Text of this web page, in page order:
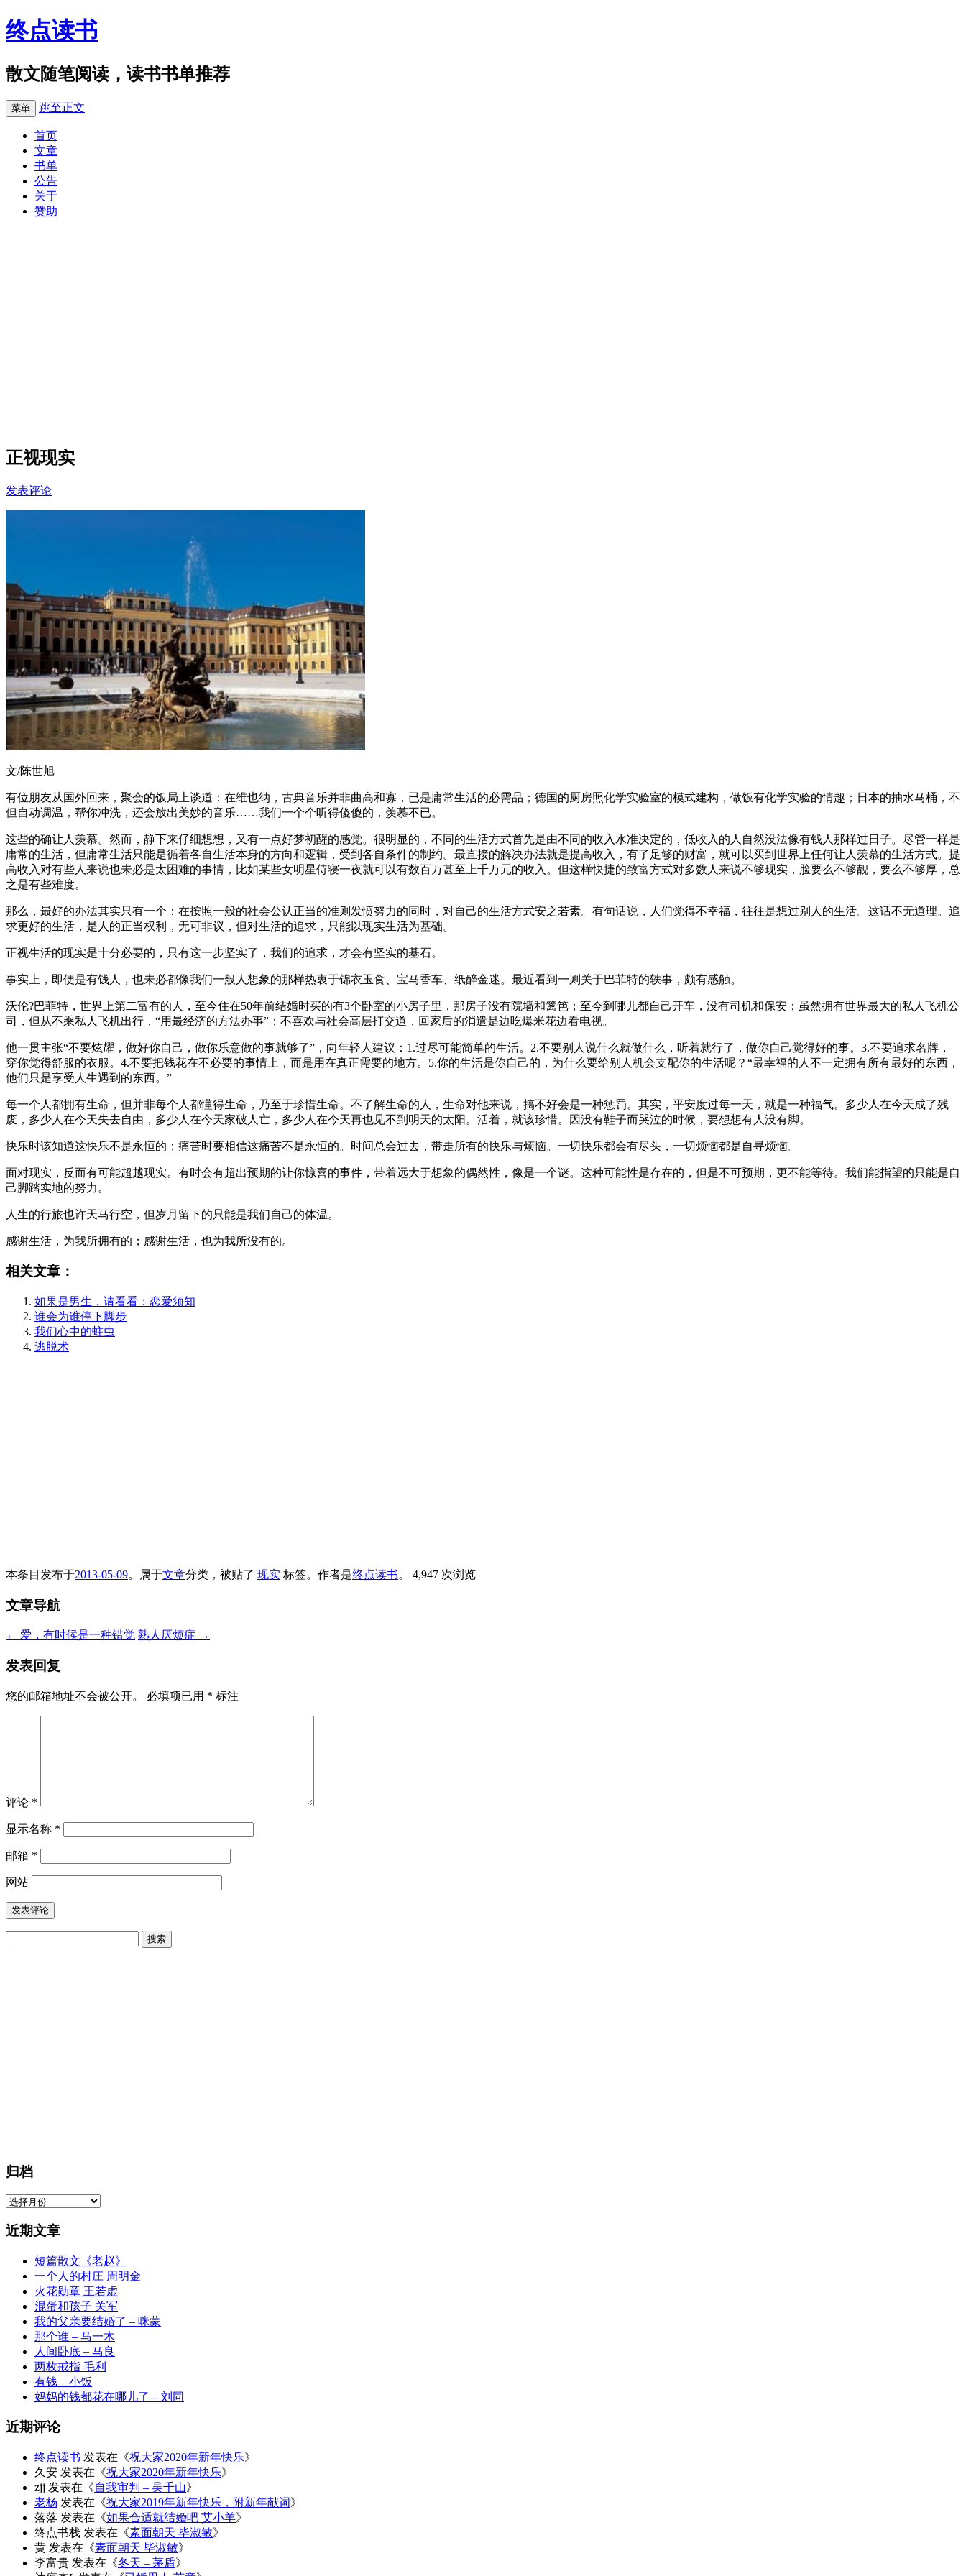
终点读书
散文随笔阅读，读书书单推荐
菜单 跳至正文
首页
文章
书单
公告
关于
赞助
正视现实
发表评论
文/陈世旭
有位朋友从国外回来，聚会的饭局上谈道：在维也纳，古典音乐并非曲高和寡，已是庸常生活的必需品；德国的厨房照化学实验室的模式建构，做饭有化学实验的情趣；日本的抽水马桶，不
但自动调温，帮你冲洗，还会放出美妙的音乐……我们一个个听得傻傻的，羡慕不已。
这些的确让人羡慕。然而，静下来仔细想想，又有一点好梦初醒的感觉。很明显的，不同的生活方式首先是由不同的收入水准决定的，低收入的人自然没法像有钱人那样过日子。尽管一样是
庸常的生活，但庸常生活只能是循着各自生活本身的方向和逻辑，受到各自条件的制约。最直接的解决办法就是提高收入，有了足够的财富，就可以买到世界上任何让人羡慕的生活方式。提
高收入对有些人来说也未必是太困难的事情，比如某些女明星侍寝一夜就可以有数百万甚至上千万元的收入。但这样快捷的致富方式对多数人来说不够现实，脸要么不够靓，要么不够厚，总
之是有些难度。
那么，最好的办法其实只有一个：在按照一般的社会公认正当的准则发愤努力的同时，对自己的生活方式安之若素。有句话说，人们觉得不幸福，往往是想过别人的生活。这话不无道理。追
求更好的生活，是人的正当权利，无可非议，但对生活的追求，只能以现实生活为基础。
正视生活的现实是十分必要的，只有这一步坚实了，我们的追求，才会有坚实的基石。
事实上，即便是有钱人，也未必都像我们一般人想象的那样热衷于锦衣玉食、宝马香车、纸醉金迷。最近看到一则关于巴菲特的轶事，颇有感触。
沃伦?巴菲特，世界上第二富有的人，至今住在50年前结婚时买的有3个卧室的小房子里，那房子没有院墙和篱笆；至今到哪儿都自己开车，没有司机和保安；虽然拥有世界最大的私人飞机公
司，但从不乘私人飞机出行，“用最经济的方法办事”；不喜欢与社会高层打交道，回家后的消遣是边吃爆米花边看电视。
他一贯主张“不要炫耀，做好你自己，做你乐意做的事就够了”，向年轻人建议：1.过尽可能简单的生活。2.不要别人说什么就做什么，听着就行了，做你自己觉得好的事。3.不要追求名牌，
穿你觉得舒服的衣服。4.不要把钱花在不必要的事情上，而是用在真正需要的地方。5.你的生活是你自己的，为什么要给别人机会支配你的生活呢？“最幸福的人不一定拥有所有最好的东西，
他们只是享受人生遇到的东西。”
每一个人都拥有生命，但并非每个人都懂得生命，乃至于珍惜生命。不了解生命的人，生命对他来说，搞不好会是一种惩罚。其实，平安度过每一天，就是一种福气。多少人在今天成了残
废，多少人在今天失去自由，多少人在今天家破人亡，多少人在今天再也见不到明天的太阳。活着，就该珍惜。因没有鞋子而哭泣的时候，要想想有人没有脚。
快乐时该知道这快乐不是永恒的；痛苦时要相信这痛苦不是永恒的。时间总会过去，带走所有的快乐与烦恼。一切快乐都会有尽头，一切烦恼都是自寻烦恼。
面对现实，反而有可能超越现实。有时会有超出预期的让你惊喜的事件，带着远大于想象的偶然性，像是一个谜。这种可能性是存在的，但是不可预期，更不能等待。我们能指望的只能是自
己脚踏实地的努力。
人生的行旅也许天马行空，但岁月留下的只能是我们自己的体温。
感谢生活，为我所拥有的；感谢生活，也为我所没有的。
相关文章：
如果是男生，请看看：恋爱须知
谁会为谁停下脚步
我们心中的蛀虫
逃脱术
本条目发布于2013-05-09。属于文章分类，被贴了 现实 标签。 作者是终点读书。 4,947 次浏览
文章导航
← 爱，有时候是一种错觉 熟人厌烦症 →
发表回复
您的邮箱地址不会被公开。 必填项已用 * 标注
评论 *
显示名称 *
邮箱 *
网站
归档
归
近期文章
短篇散文《老赵》
一个人的村庄 周明金
火花勋章 王若虚
混蛋和孩子 关军
我的父亲要结婚了 – 咪蒙
那个谁 – 马一木
人间卧底 – 马良
两枚戒指 毛利
有钱 – 小饭
妈妈的钱都花在哪儿了 – 刘同
近期评论
终点读书 发表在《祝大家2020年新年快乐》
久安 发表在《祝大家2020年新年快乐》
zjj 发表在《自我审判 – 吴千山》
老杨 发表在《祝大家2019年新年快乐，附新年献词》
落落 发表在《如果合适就结婚吧 艾小羊》
终点书栈 发表在《素面朝天 毕淑敏》
黄 发表在《素面朝天 毕淑敏》
李富贵 发表在《冬天 – 茅盾》